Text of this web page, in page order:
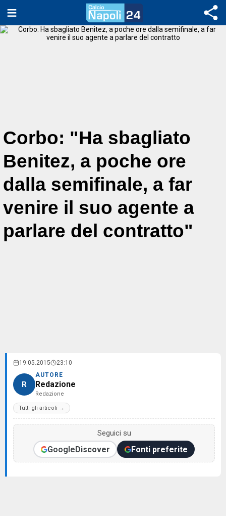
Corbo: "Ha sbagliato
Benitez, a poche ore
dalla semifinale, a far
venire il suo agente a
parlare del contratto"
19.05.2015 23:10
R
AUTORE
Redazione
Redazione
Tutti gli articoli →
Seguici su
GoogleDiscover Fonti preferite